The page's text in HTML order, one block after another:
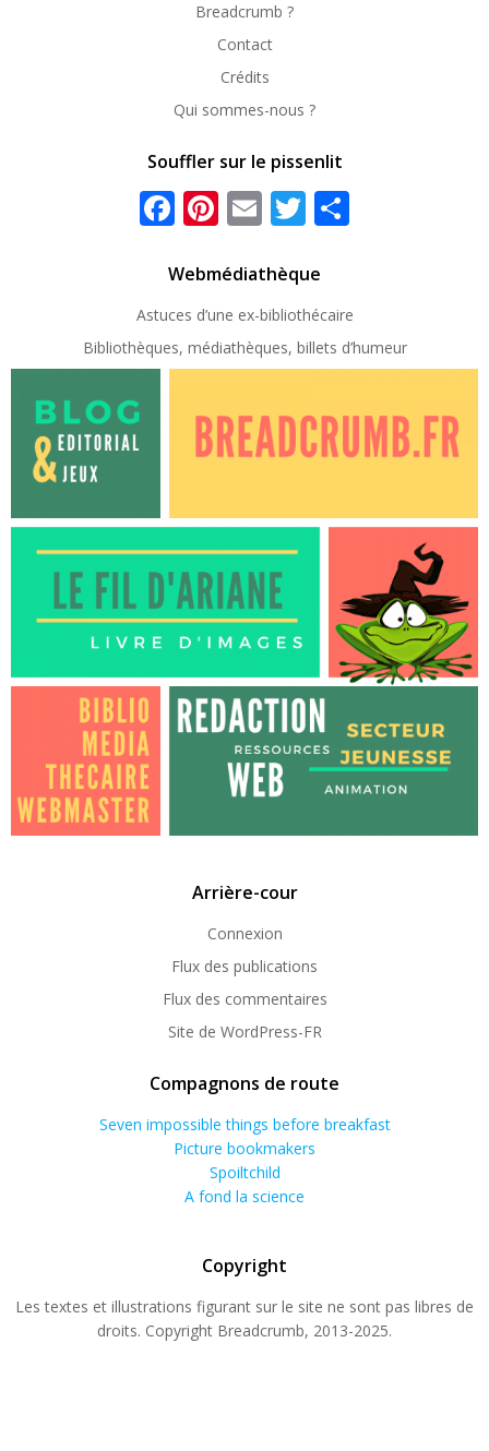
Breadcrumb ?
Contact
Crédits
Qui sommes-nous ?
Souffler sur le pissenlit
Facebook
Pinterest
EmailTwitter
Webmédiathèque
Astuces d’une ex-bibliothécaire
Bibliothèques, médiathèques, billets d’humeur
Arrière-cour
Connexion
Flux des publications
Flux des commentaires
Site de WordPress-FR
Compagnons de route
Seven impossible things before breakfast
Picture bookmakers
Spoiltchild
A fond la science
Copyright
Les textes et illustrations figurant sur le site ne sont pas libres de
droits. Copyright Breadcrumb, 2013-2025.